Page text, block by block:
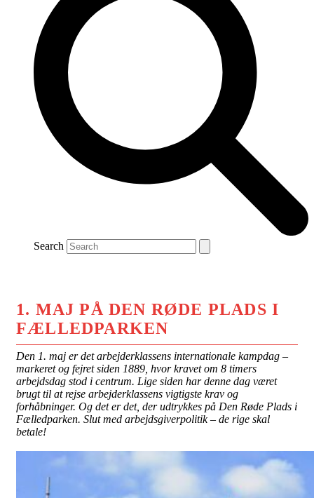
Search
1. MAJ PÅ DEN RØDE PLADS I
FÆLLEDPARKEN
Den 1. maj er det arbejderklassens internationale kampdag –
markeret og fejret siden 1889, hvor kravet om 8 timers
arbejdsdag stod i centrum. Lige siden har denne dag været
brugt til at rejse arbejderklassens vigtigste krav og
forhåbninger. Og det er det, der udtrykkes på Den Røde Plads i
Fælledparken. Slut med arbejdsgiverpolitik – de rige skal
betale!